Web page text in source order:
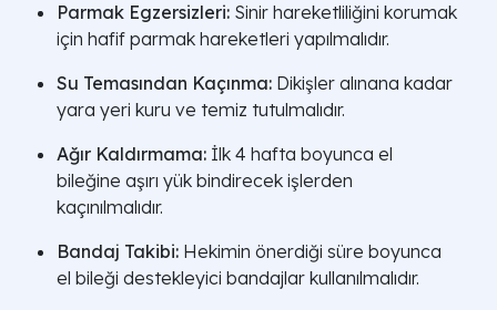
Parmak Egzersizleri: Sinir hareketliliğini korumak
için hafif parmak hareketleri yapılmalıdır.
Su Temasından Kaçınma: Dikişler alınana kadar
yara yeri kuru ve temiz tutulmalıdır.
Ağır Kaldırmama: İlk 4 hafta boyunca el
bileğine aşırı yük bindirecek işlerden
kaçınılmalıdır.
Bandaj Takibi: Hekimin önerdiği süre boyunca
el bileği destekleyici bandajlar kullanılmalıdır.